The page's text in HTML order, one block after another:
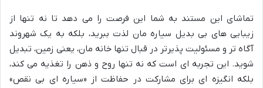
تماشای این مستند به شما این فرصت را می دهد تا نه تنها از
زیبایی های بی بدیل سیاره مان لذت ببرید، بلکه به یک شهروند
آگاه تر و مسئولیت پذیرتر در قبال تنها خانه مان، یعنی زمین، تبدیل
شوید. این تجربه ای است که نه تنها روح و ذهن را تغذیه می کند،
بلکه انگیزه ای برای مشارکت در حفاظت از «سیاره ای بی نقص»